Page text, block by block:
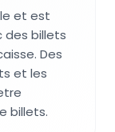
et est
des billets
Des
et les
billets.